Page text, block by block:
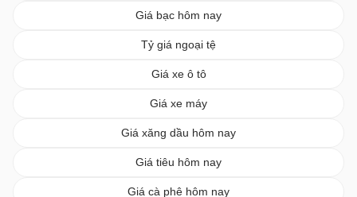
Giá bạc hôm nay
Tỷ giá ngoại tệ
Giá xe ô tô
Giá xe máy
Giá xăng dầu hôm nay
Giá tiêu hôm nay
Giá cà phê hôm nay